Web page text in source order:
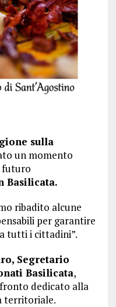
sulla
un momento
futuro
Basilicata.
ribadito alcune
per garantire
tutti i cittadini”.
Segretario
Basilicata,
dedicato alla
territoriale.